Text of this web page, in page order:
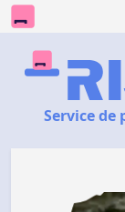
Service